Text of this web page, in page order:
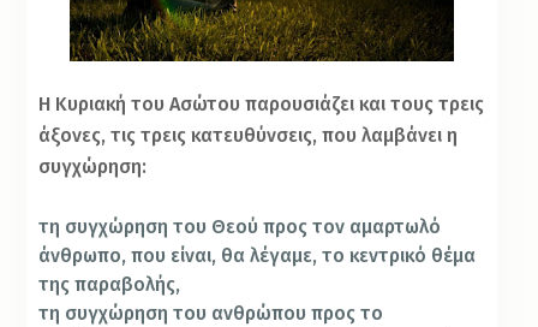
Η Κυριακή του Ασώτου παρουσιάζει και τους τρεις
άξονες, τις τρεις κατευθύνσεις, που λαμβάνει η
συγχώρηση:
τη συγχώρηση του Θεού προς τον αμαρτωλό
άνθρωπο, που είναι, θα λέγαμε, το κεντρικό θέμα
της παραβολής,
τη συγχώρηση του ανθρώπου προς το